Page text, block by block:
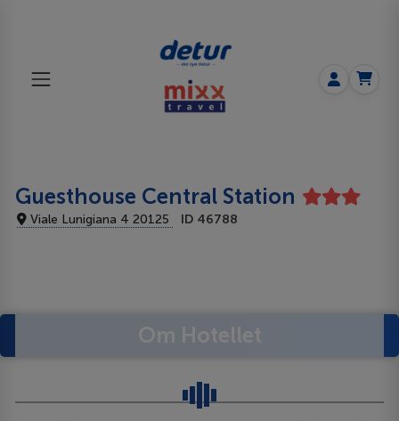
Guesthouse Central Station
Viale Lunigiana 4 20125 ID 46788